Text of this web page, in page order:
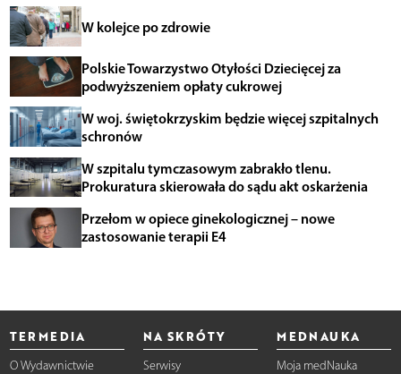
W kolejce po zdrowie
Polskie Towarzystwo Otyłości Dziecięcej za
podwyższeniem opłaty cukrowej
W woj. świętokrzyskim będzie więcej szpitalnych
schronów
W szpitalu tymczasowym zabrakło tlenu.
Prokuratura skierowała do sądu akt oskarżenia
Przełom w opiece ginekologicznej – nowe
zastosowanie terapii E4
TERMEDIA
O Wydawnictwie
NA SKRÓTY
Serwisy
MEDNAUKA
Moja medNauka